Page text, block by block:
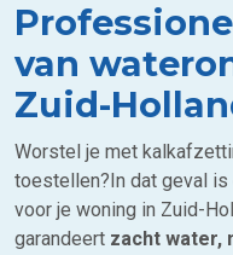
van
Zuid-
Worstel je met
toestellen?In dat geval
voor je woning in Zuid-
garandeert zacht water,